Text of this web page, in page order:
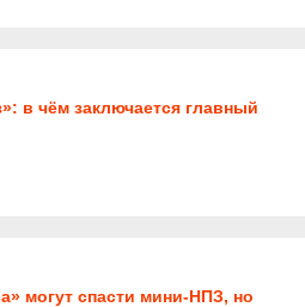
в чём заключается главный
могут спасти мини-НПЗ, но